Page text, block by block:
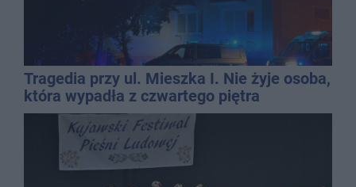
Tragedia przy ul. Mieszka I. Nie żyje osoba,
która wypadła z czwartego piętra